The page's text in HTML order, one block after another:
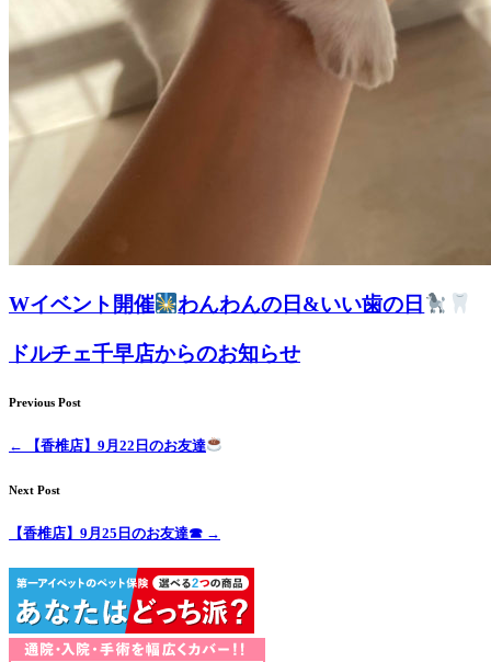
Wイベント開催 わんわんの日&いい歯の日
ドルチェ千早店からのお知らせ
Previous Post
← 【香椎店】9月22日のお友達
Next Post
【香椎店】9月25日のお友達☎ →